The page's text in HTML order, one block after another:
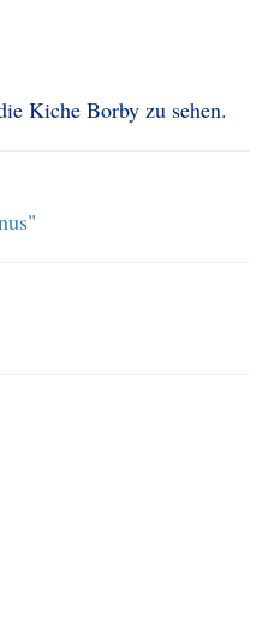
Kiche Borby zu sehen.